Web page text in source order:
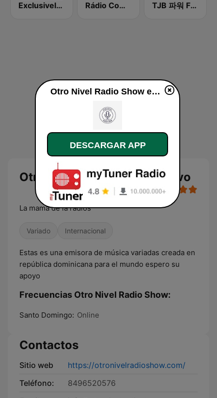
Exclusively Michael Jackson Rádio Comercial TJB 파워 FM (POWER FM)
Otro Nivel Radio Show en vivo
La mama de la radios
Variado Internacional
Estas es una emisora de música variadas creada en
república dominicana para el mundo espero su
apoyo
Frecuencias Otro Nivel Radio Show:
Santo Domingo: Online
Contactos
Sitio web
https://otronivelradioshow.com/
Teléfono:
8496520576
Otro Nivel Radio Show en vivo
DESCARGAR APP